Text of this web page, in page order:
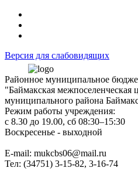
Версия для слабовидящих
Районное муниципальное
"Баймакская межпоселенческая
муниципального района
Режим работы учреждения:
с 8.30 до 19.00, сб 08:30–15:30
Воскресенье - выходной
Е-mail: mukcbs06@mail.ru
Тел: (34751) 3-15-82, 3-16-74